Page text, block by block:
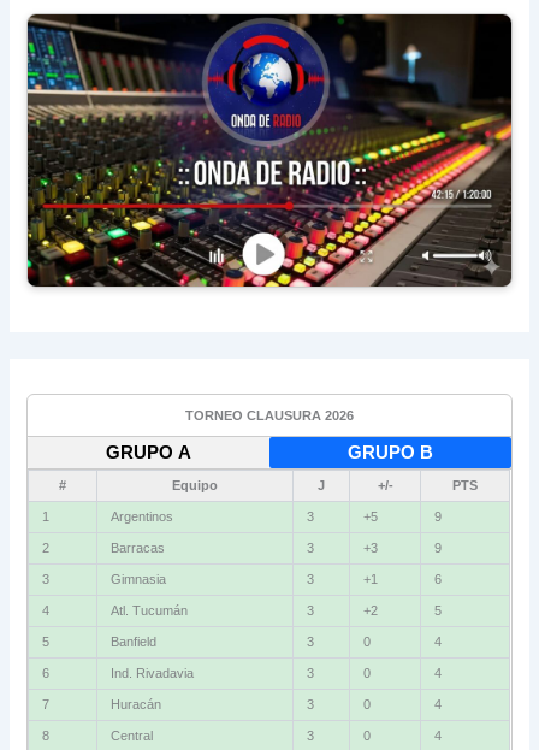
TORNEO CLAUSURA 2026
GRUPO A GRUPO B
# Equipo J +/- PTS
1 Argentinos 3 +5 9
2 Barracas 3 +3 9
3 Gimnasia 3 +1 6
4 Atl. Tucumán 3 +2 5
5 Banfield 3 0 4
6 Ind. Rivadavia 3 0 4
7 Huracán 3 0 4
8 Central 3 0 4